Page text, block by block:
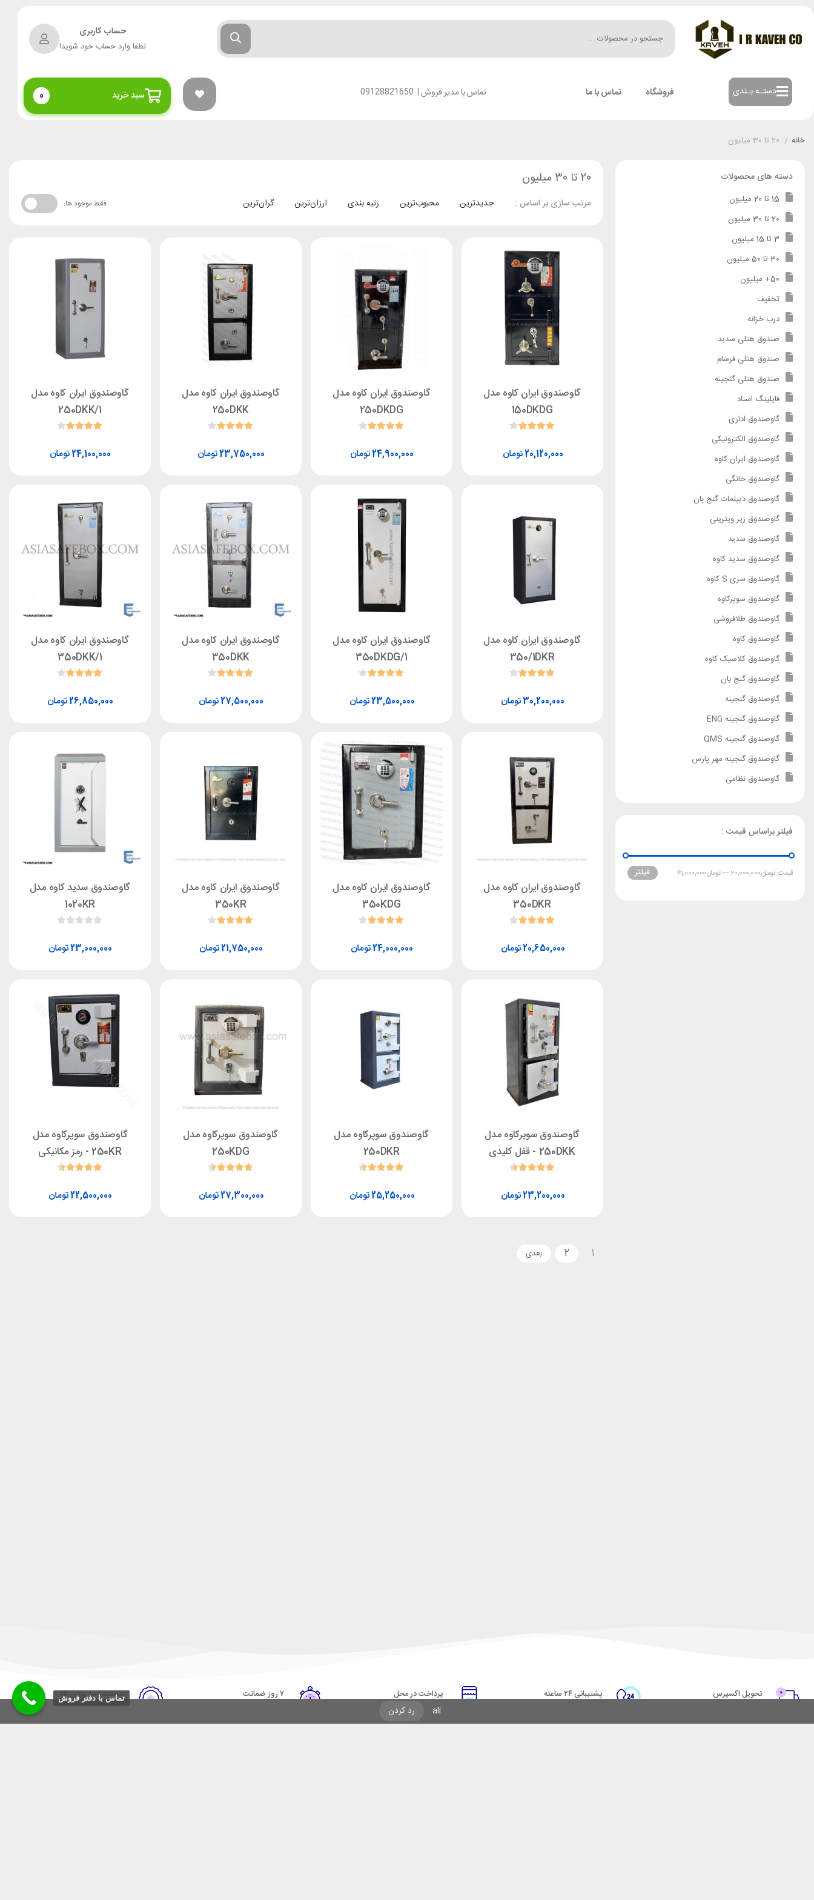
ali رد کردن
حساب کاربری
لطفا وارد حساب خود شوید!
دستـه بـندی فروشگاه تماس با ما تماس با مدیر فروش| سبد خرید 0
خانه / 20 تا 30 میلیون
20 تا 30 میلیون
مرتب سازی بر اساس : جدیدترین محبوب‌ترین رتبه بندی ارزان‌ترین گران‌ترین فقط موجود ها:
گاوصندوق ایران کاوه مدل
150DKDG
تومان20,120,000
گاوصندوق ایران کاوه مدل
250DKDG
تومان24,900,000
گاوصندوق ایران کاوه مدل
250DKK
تومان23,750,000
گاوصندوق ایران کاوه مدل
250DKK/1
تومان24,100,000
گاوصندوق ایران کاوه مدل
350/1DKR
تومان30,200,000
گاوصندوق ایران کاوه مدل
350DKDG/1
تومان23,500,000
گاوصندوق ایران کاوه مدل
350DKK
تومان27,500,000
گاوصندوق ایران کاوه مدل
350DKK/1
تومان26,850,000
گاوصندوق ایران کاوه مدل
350DKR
تومان20,650,000
گاوصندوق ایران کاوه مدل
350KDG
تومان24,000,000
گاوصندوق ایران کاوه مدل
350KR
تومان21,750,000
گاوصندوق سدید کاوه مدل
1020KR
تومان23,000,000
گاوصندوق سوپرکاوه مدل
250DKK - قفل کلیدی
تومان23,200,000
گاوصندوق سوپرکاوه مدل
250DKR
تومان25,250,000
گاوصندوق سوپرکاوه مدل
250KDG
تومان27,300,000
گاوصندوق سوپرکاوه مدل
250KR - رمز مکانیکی
تومان22,500,000
1
2
دسته های محصولات
15 تا 20 میلیون
20 تا 30 میلیون
3 تا 15 میلیون
30 تا 50 میلیون
50+ میلیون
تخفیف
درب خزانه
صندوق هتلی سدید
صندوق هتلی فرسام
صندوق هتلی گنجینه
فایلینگ اسناد
گاوصندوق اداری
گاوصندوق الکترونیکی
گاوصندوق ایران کاوه
گاوصندوق خانگی
گاوصندوق دیپلمات گنج بان
گاوصندوق زیر ویترینی
گاوصندوق سدید
گاوصندوق سدید کاوه
گاوصندوق سری S کاوه
گاوصندوق سوپرکاوه
گاوصندوق طلافروشی
گاوصندوق کاوه
گاوصندوق کلاسیک کاوه
گاوصندوق گنج بان
گاوصندوق گنجینه
گاوصندوق گنجینه ENG
گاوصندوق گنجینه QMS
گاوصندوق گنجینه مهر پارس
گاوصندوق نظامی
فیلتر براساس قیمت :
فیلتر قیمت:تومان20,000,000 —تومان61,000,000
تحویل اکسپرس پشتیبانی ۲۴ ساعته پرداخت در محل
پرداخت هنگام دریافت
۷ روز ضمانت ضمانت اصل‌بودن کالا
تایید اصالت کالا
تماس با دفتر فروش